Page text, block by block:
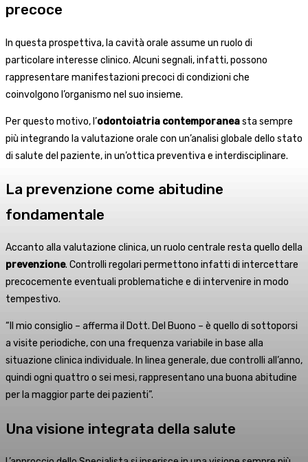
precoce
In questa prospettiva, la cavità orale assume un ruolo di
particolare interesse clinico. Alcuni segnali, infatti, possono
rappresentare manifestazioni precoci di condizioni che
coinvolgono l’organismo nel suo insieme.
Per questo motivo, l’odontoiatria contemporaneasta sempre
più integrando la valutazione orale con un’analisi globale dello stato
di salute del paziente, in un’ottica preventiva e interdisciplinare.
La prevenzione come abitudine
fondamentale
Accanto alla valutazione clinica, un ruolo centrale resta quello della
prevenzione. Controlli regolari permettono infatti di intercettare
precocemente eventuali problematiche e di intervenire in modo
tempestivo.
“Il mio consiglio – afferma il Dott. Del Buono – è quello di sottoporsi
a visite periodiche, con una frequenza variabile in base alla
situazione clinica individuale. In linea generale, due controlli all’anno,
quindi ogni quattro o sei mesi, rappresentano una buona abitudine
per la maggior parte dei pazienti”.
Una visione integrata della salute